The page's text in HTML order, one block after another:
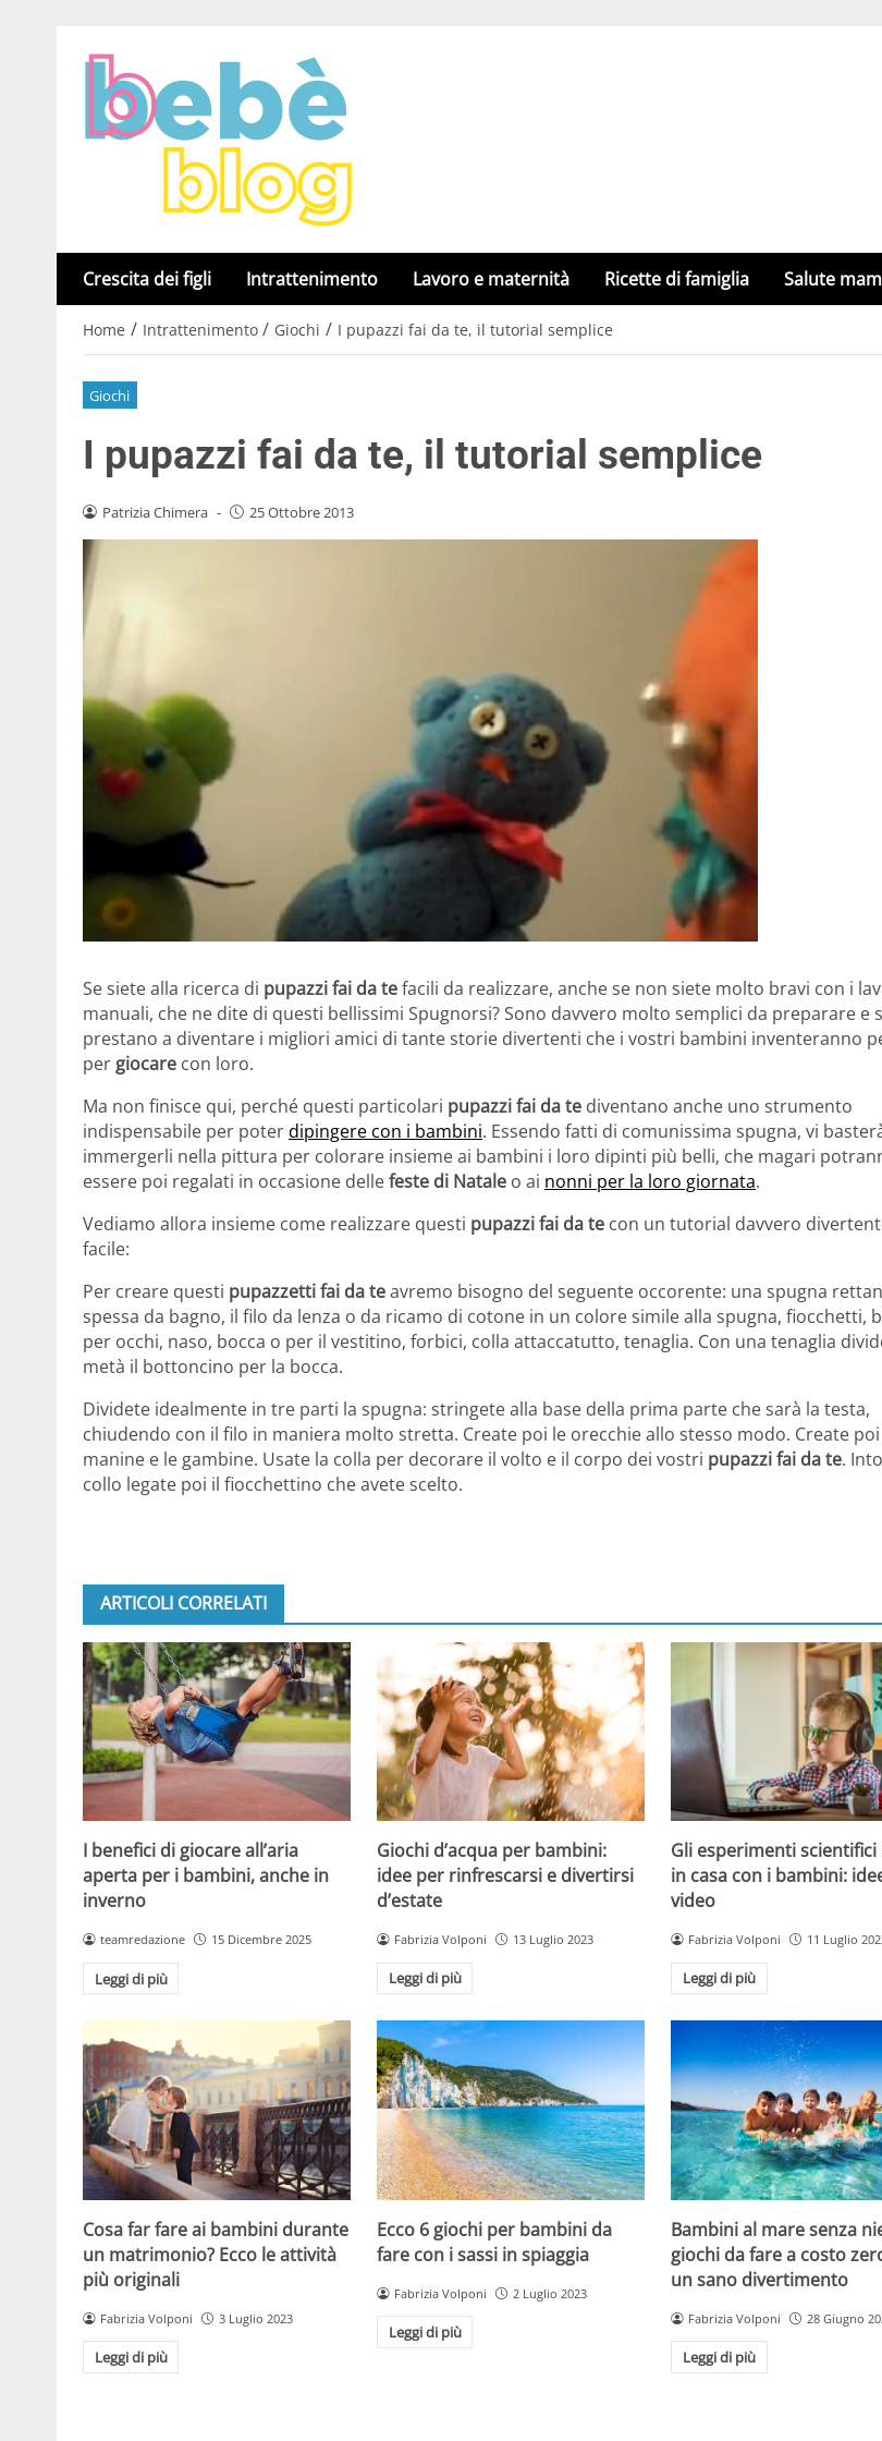
Crescita dei figli Intrattenimento Lavoro e maternità Ricette di famiglia Salute
Home / Intrattenimento / Giochi / I pupazzi fai da te, il tutorial semplice
Giochi
I pupazzi fai da te, il tutorial semplice
Patrizia Chimera - 25 Ottobre 2013
Se siete alla ricerca di pupazzi fai da tefacili da realizzare, anche se non siete molto bravi con i
manuali, che ne dite di questi bellissimi Spugnorsi? Sono davvero molto semplici da preparare e
prestano a diventare i migliori amici di tante storie divertenti che i vostri bambini inventeranno
per giocare con loro.
Ma non finisce qui, perché questi particolari pupazzi fai da te diventano anche uno strumento
indispensabile per poterdipingere con i bambini. Essendo fatti di comunissima spugna, vi
immergerli nella pittura per colorare insieme ai bambini i loro dipinti più belli, che magari
essere poi regalati in occasione dellefeste di Natale o ai nonni per la loro giornata.
Vediamo allora insieme come realizzare questi pupazzi fai da te con un tutorial davvero
facile:
Per creare questi pupazzetti fai da teavremo bisogno del seguente occorente: una spugna
spessa da bagno, il filo da lenza o da ricamo di cotone in un colore simile alla spugna, fiocchetti,
per occhi, naso, bocca o per il vestitino, forbici, colla attaccatutto, tenaglia. Con una tenaglia
metà il bottoncino per la bocca.
Dividete idealmente in tre parti la spugna: stringete alla base della prima parte che sarà la testa,
chiudendo con il filo in maniera molto stretta. Create poi le orecchie allo stesso modo. Create
manine e le gambine. Usate la colla per decorare il volto e il corpo dei vostri pupazzi fai da te.
collo legate poi il fiocchettino che avete scelto.
ARTICOLI CORRELATI
I benefici di giocare all’aria
aperta per i bambini, anche in
inverno
teamredazione 15 Dicembre 2025
Leggi di più
Giochi d’acqua per bambini:
idee per rinfrescarsi e divertirsi
d’estate
Fabrizia Volponi 13 Luglio 2023
Leggi di più
Gli esperimenti scientifici
in casa con i bambini:
video
Fabrizia Volponi 11 Luglio
Leggi di più
Cosa far fare ai bambini durante
un matrimonio? Ecco le attività
più originali
Fabrizia Volponi 3 Luglio 2023
Leggi di più
Ecco 6 giochi per bambini da
fare con i sassi in spiaggia
Fabrizia Volponi 2 Luglio 2023
Leggi di più
Bambini al mare senza
giochi da fare a costo
un sano divertimento
Fabrizia Volponi 28 Giugno
Leggi di più